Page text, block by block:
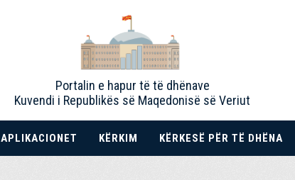
Portalin e hapur të të dhënave
Kuvendi i Republikës së Maqedonisë së Veriut
APLIKACIONET KËRKIM KËRKESË PËR TË DHËNA